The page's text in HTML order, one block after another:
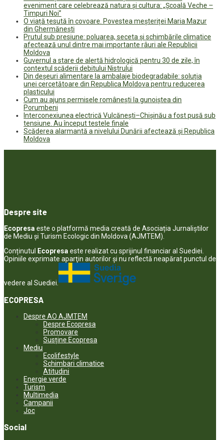
eveniment care celebrează natura și cultura: „Școală Veche –
Timpuri Noi”
O viață țesută în covoare. Povestea meșteriței Maria Mazur
din Ghermănești
Prutul sub presiune: poluarea, seceta și schimbările climatice
afectează unul dintre mai importante râuri ale Republicii
Moldova
Guvernul a stare de alertă hidrologică pentru 30 de zile, în
contextul scăderii debitului Nistrului
Din deșeuri alimentare la ambalaje biodegradabile: soluția
unei cercetătoare din Republica Moldova pentru reducerea
plasticului
Cum au ajuns permisele românești la gunoiștea din
Porumbeni
Interconexiunea electrică Vulcănești–Chișinău a fost pusă sub
tensiune. Au început testele finale
Scăderea alarmantă a nivelului Dunării afectează și Republica
Moldova
Despre site
Ecopresa este o platformă media creată de Asociația Jurnaliștilor
de Mediu și Turism Ecologic din Moldova (AJMTEM).
Conținutul
Ecopresa este realizat cu sprijinul financiar al Suediei.
Opiniile exprimate aparţin autorilor şi nu reflectă neapărat punctul de
vedere al Suediei.
ECOPRESA
Despre AO AJMTEM
Despre Ecopresa
Promovare
Susține Ecopresa
Mediu
Ecolifestyle
Schimbari climatice
Atitudini
Energie verde
Turism
Multimedia
Campanii
Joc
Social